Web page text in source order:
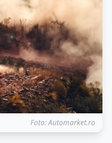
Foto: Automarket.ro